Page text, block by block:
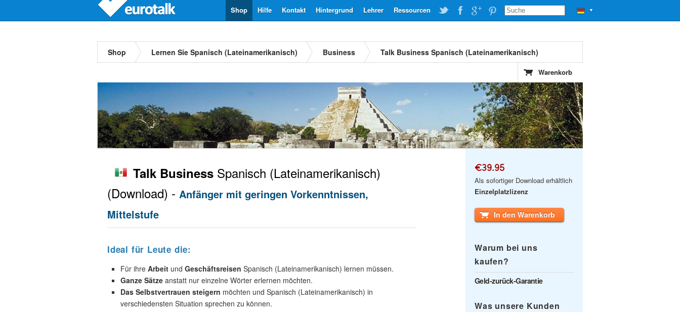
▼
Ressourcen
Lehrer
Hintergrund
Kontakt
Hilfe
Shop
Shop Lernen Sie Spanisch (Lateinamerikanisch) Business Talk Business Spanisch (Lateinamerikanisch)
Warenkorb
Talk Business Spanisch (Lateinamerikanisch)
(Download) - Anfänger mit geringen Vorkenntnissen,
Mittelstufe
Ideal für Leute die:
Für ihre Arbeit und Geschäftsreisen Spanisch (Lateinamerikanisch) lernen müssen.
Ganze Sätze anstatt nur einzelne Wörter erlernen möchten.
Das Selbstvertrauen steigern möchten und Spanisch (Lateinamerikanisch) in
verschiedensten Situation sprechen zu können.
€39.95
Als sofortiger Download erhältlich
Einzelplatzlizenz
In den Warenkorb
Warum bei uns
kaufen?
Geld-zurück-Garantie
Was unsere Kunden